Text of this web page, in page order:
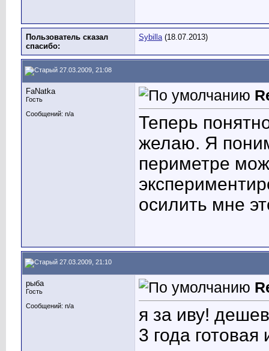
Пользователь сказал
cпасибо:
Sybilla(18.07.2013)
27.03.2009, 21:08
FaNatka
Гость
Сообщений: n/a
Теперь
желаю. Я
периметре
осилить мне
27.03.2009, 21:10
рыба
Гость
Сообщений: n/a
я за иву!
3 года